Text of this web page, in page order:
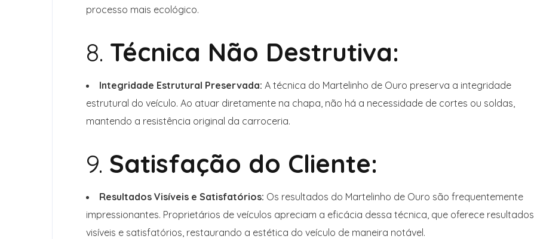
processo mais ecológico.
8. Técnica Não Destrutiva:
Integridade Estrutural Preservada: A técnica do Martelinho de Ouro preserva a integridade
estrutural do veículo. Ao atuar diretamente na chapa, não há a necessidade de cortes ou soldas,
mantendo a resistência original da carroceria.
9. Satisfação do Cliente:
Resultados Visíveis e Satisfatórios: Os resultados do Martelinho de Ouro são frequentemente
impressionantes. Proprietários de veículos apreciam a eficácia dessa técnica, que oferece resultados
visíveis e satisfatórios, restaurando a estética do veículo de maneira notável.